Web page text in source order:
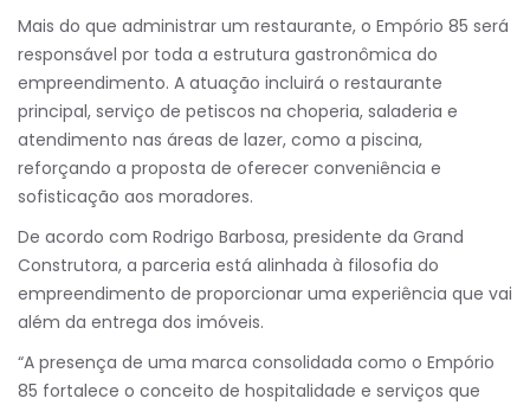
Mais do que administrar um restaurante, o Empório 85 será
responsável por toda a estrutura gastronômica do
empreendimento. A atuação incluirá o restaurante
principal, serviço de petiscos na choperia, saladeria e
atendimento nas áreas de lazer, como a piscina,
reforçando a proposta de oferecer conveniência e
sofisticação aos moradores.
De acordo com Rodrigo Barbosa, presidente da Grand
Construtora, a parceria está alinhada à filosofia do
empreendimento de proporcionar uma experiência que vai
além da entrega dos imóveis.
“A presença de uma marca consolidada como o Empório
85 fortalece o conceito de hospitalidade e serviços que